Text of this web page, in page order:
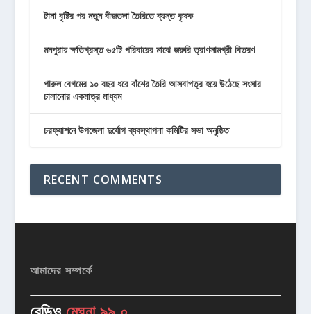
টানা বৃষ্টির পর নতুন বীজতলা তৈরিতে ব্যস্ত কৃষক
মনপুরায় ক্ষতিগ্রস্ত ৬৫টি পরিবারের মাঝে জরুরি ত্রাণসামগ্রী বিতরণ
পারুল বেগমের ১০ বছর ধরে বাঁশের তৈরি আসবাপত্র হয়ে উঠেছে সংসার
চালানোর একমাত্র মাধ্যম
চরফ্যাশনে উপজেলা দুর্যোগ ব্যবস্থাপনা কমিটির সভা অনুষ্ঠিত
RECENT COMMENTS
আমাদের সম্পর্কে